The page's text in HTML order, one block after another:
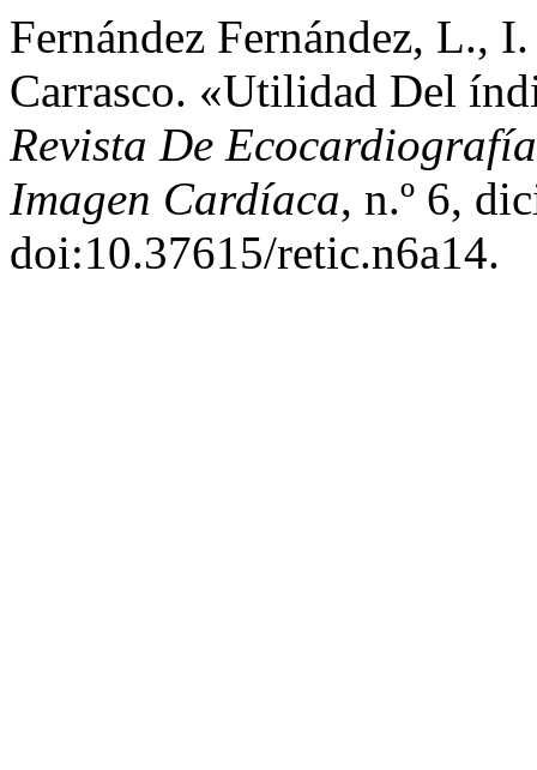
Fernández Fernández, L.,
Carrasco. «Utilidad Del
Revista De
Imagen Cardíaca, n.º 6,
doi:10.37615/retic.n6a14.